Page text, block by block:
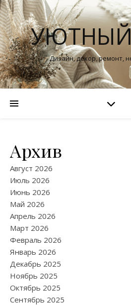
Дизайн, декор, ремонт,
Архив
Август 2026
Июль 2026
Июнь 2026
Май 2026
Апрель 2026
Март 2026
Февраль 2026
Январь 2026
Декабрь 2025
Ноябрь 2025
Октябрь 2025
Сентябрь 2025